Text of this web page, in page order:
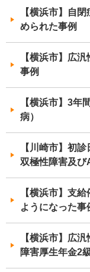
【横浜市】自
められた事例
【横浜市】広
事例
【横浜市】3年
病）
【川崎市】初
双極性障害及び
【横浜市】支
ようになった
【横浜市】広
障害厚生年金2